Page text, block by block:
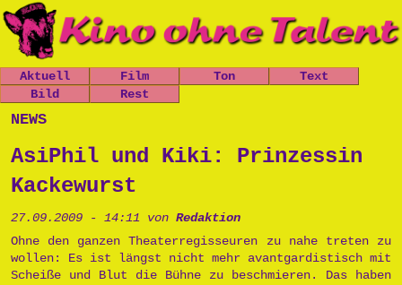
Aktuell
Nachrichten
Termine
Film
Spielfilme
n
Musik
Trailer
Politik
Unsinn
Käseburg
Ton
Das Grauen
der Tiefe
Prinzessin
Cara
Text
der Tiefe
ar
Ausgesproche
Bild
Mitfickrepor
t
Metallwaren
Tschernobyl
Rest
Links
Impressum
news
AsiPhil und Kiki: Prinzessin
Kackewurst
27.09.2009 - 14:11 von Redaktion
Ohne den ganzen Theaterregisseuren zu nahe treten zu
wollen: Es ist längst nicht mehr avantgardistisch mit
Scheiße und Blut die Bühne zu beschmieren. Das haben